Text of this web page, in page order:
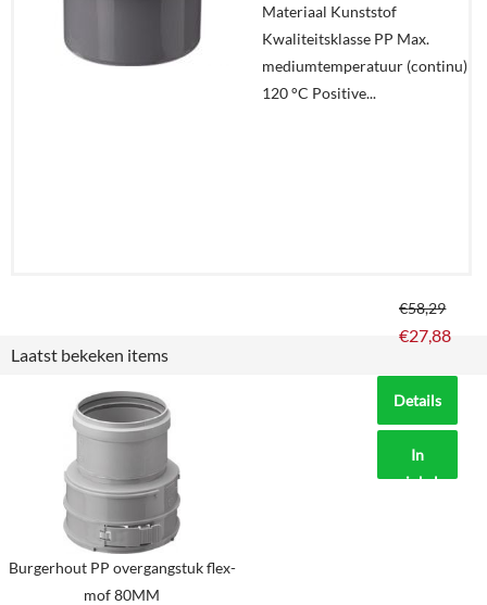
Materiaal Kunststof
Kwaliteitsklasse PP Max.
mediumtemperatuur (continu)
120 °C Positive...
€58,29
€27,88
Details
In
winkelmand
Laatst bekeken items
Burgerhout PP overgangstuk flex-
mof 80MM